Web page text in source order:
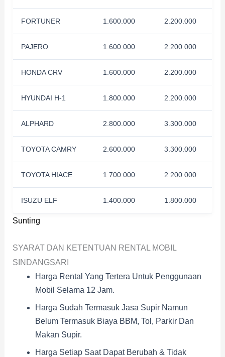
Sunting
FORTUNER 1.600.000 2.200.000
PAJERO 1.600.000 2.200.000
HONDA CRV 1.600.000 2.200.000
HYUNDAI H-1 1.800.000 2.200.000
ALPHARD 2.800.000 3.300.000
TOYOTA CAMRY 2.600.000 3.300.000
TOYOTA HIACE 1.700.000 2.200.000
ISUZU ELF 1.400.000 1.800.000
SYARAT DAN KETENTUAN RENTAL MOBIL
SINDANGSARI
Harga Rental Yang Tertera Untuk Penggunaan
Mobil Selama 12 Jam.
Harga Sudah Termasuk Jasa Supir Namun
Belum Termasuk Biaya BBM, Tol, Parkir Dan
Makan Supir.
Harga Setiap Saat Dapat Berubah & Tidak